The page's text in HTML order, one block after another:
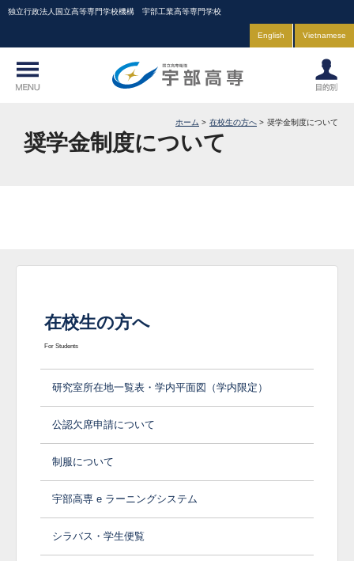
独立行政法人国立高等専門学校機構 宇部工業高等専門学校
English Vietnamese
ホーム 在校生の方へ 奨学金制度について
奨学金制度について
在校生の方へ
For Students
研究室所在地一覧表・学内平面図（学内限定）
公認欠席申請について
制服について
宇部高専 e ラーニングシステム
シラバス・学生便覧